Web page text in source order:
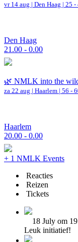
vr 14 aug | Den Haag | 25 -
Den Haag
21.00 - 0.00
🌿 NMLK into the
za 22 aug | Haarlem | 56 -
Haarlem
20.00 - 0.00
+ 1 NMLK Events
Reacties
Reizen
Tickets
18 July om
Leuk initiatief!